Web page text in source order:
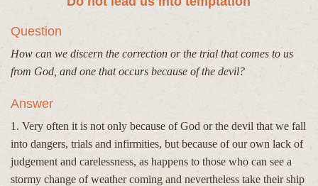
Question
How can we discern the correction or the trial that comes to us
from God, and one that occurs because of the devil?
Answer
1. Very often it is not only because of God or the devil that we fall
into dangers, trials and infirmities, but because of our own lack of
judgement and carelessness, as happens to those who can see a
stormy change of weather coming and nevertheless take their ship